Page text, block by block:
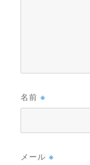
名前※
メール※